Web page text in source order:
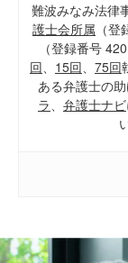
難波みなみ法律
護士会所属 （
（登録番号
回、 15回、 75回
ある弁護士の助
ラ、 弁護士ナビ